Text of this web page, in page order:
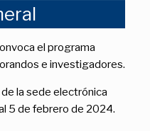
el programa
e investigadores.
la sede electrónica
5 de febrero de 2024.